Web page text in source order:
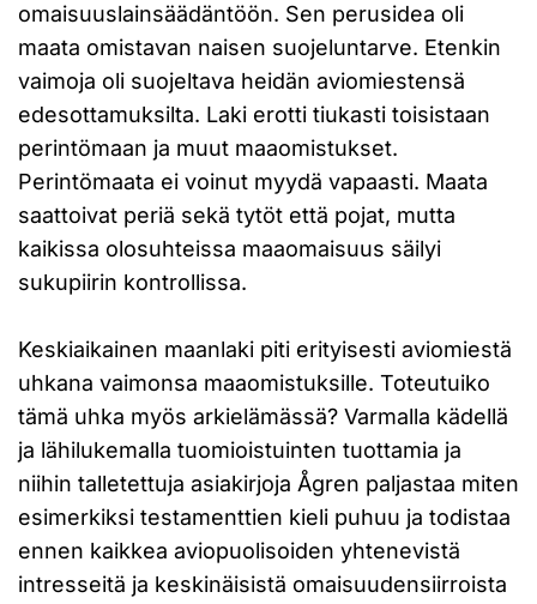
omaisuuslainsäädäntöön. Sen perusidea oli
maata omistavan naisen suojeluntarve. Etenkin
vaimoja oli suojeltava heidän aviomiestensä
edesottamuksilta. Laki erotti tiukasti toisistaan
perintömaan ja muut maaomistukset.
Perintömaata ei voinut myydä vapaasti. Maata
saattoivat periä sekä tytöt että pojat, mutta
kaikissa olosuhteissa maaomaisuus säilyi
sukupiirin kontrollissa.
Keskiaikainen maanlaki piti erityisesti aviomiestä
uhkana vaimonsa maaomistuksille. Toteutuiko
tämä uhka myös arkielämässä? Varmalla kädellä
ja lähilukemalla tuomioistuinten tuottamia ja
niihin talletettuja asiakirjoja Ågren paljastaa miten
esimerkiksi testamenttien kieli puhuu ja todistaa
ennen kaikkea aviopuolisoiden yhtenevistä
intresseitä ja keskinäisistä omaisuudensiirroista